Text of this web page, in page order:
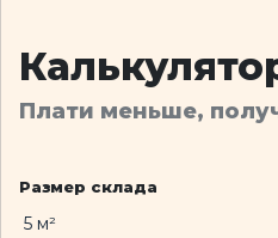
Плати меньше,
Размер склада